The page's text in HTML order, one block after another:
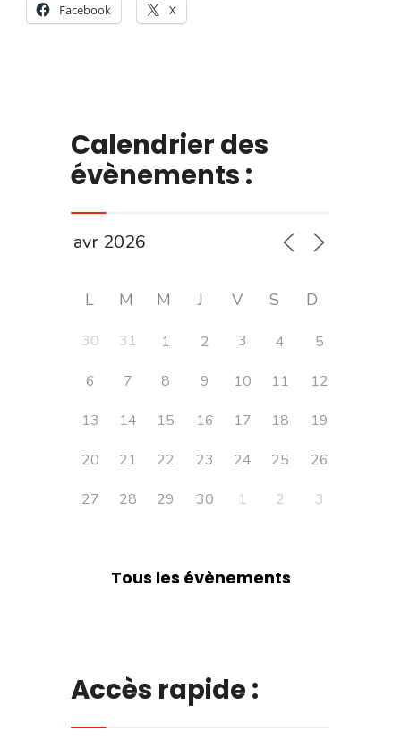
Facebook X
Calendrier des
évènements :
L M M J V S D
30 31 1 2 3 4
5
6
7 8 9 10 11
12
13
14 15 16 17 18
19
20
21 22 23 24 25
26
27
28 29 30 1 2 3
Tous les évènements
Accès rapide :